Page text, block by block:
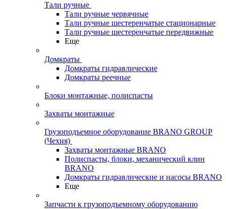
Тали ручные
Тали ручные червячные
Тали ручные шестеренчатые стационарные
Тали ручные шестеренчатые передвижные
Еще
Домкраты
Домкраты гидравлические
Домкраты реечные
Блоки монтажные, полиспасты
Захваты монтажные
Грузоподъемное оборудование BRANO GROUP
(Чехия)
Захваты монтажные BRANO
Полиспасты, блоки, механический клин
BRANO
Домкраты гидравлические и насосы BRANO
Еще
Запчасти к грузоподъемному оборудованию